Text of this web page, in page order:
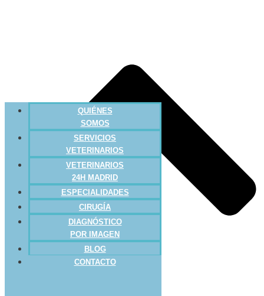
QUIÉNES
SOMOS
SERVICIOS
VETERINARIOS
VETERINARIOS
24H MADRID
ESPECIALIDADES
CIRUGÍA
DIAGNÓSTICO
POR IMAGEN
BLOG
CONTACTO